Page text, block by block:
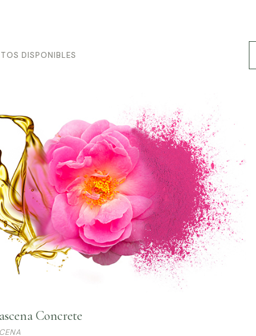
DISPONIBLES
Concrete